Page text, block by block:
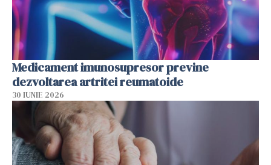
Medicament imunosupresor previne
dezvoltarea artritei reumatoide
30 IUNIE 2026